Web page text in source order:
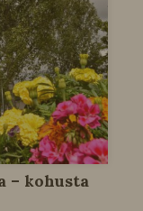
– kohusta